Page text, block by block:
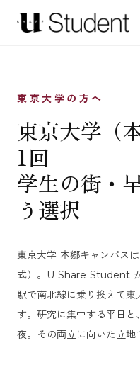
東京大学の方へ
東京大学（
1回
学生の街・
う選択
東京大学 本郷キャンパス
式）。U Share Student
駅で南北線に乗り換えて
す。研究に集中する平日
夜。その両立に向いた立地